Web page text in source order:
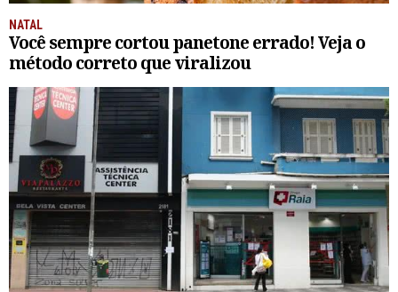
NATAL
Você sempre cortou panetone errado! Veja o
método correto que viralizou